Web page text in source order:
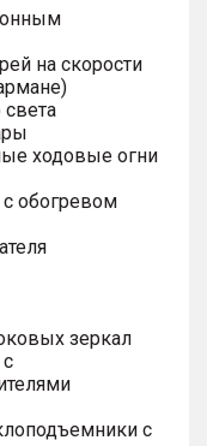
на скорости
ходовые огни
обогревом
зеркал
с